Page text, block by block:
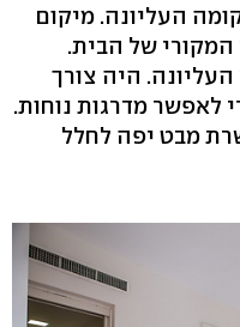
העליונה. מיקום
המקורי של הבית.
היה צורך
לאפשר מדרגות נוחות.
מבט יפה לחלל